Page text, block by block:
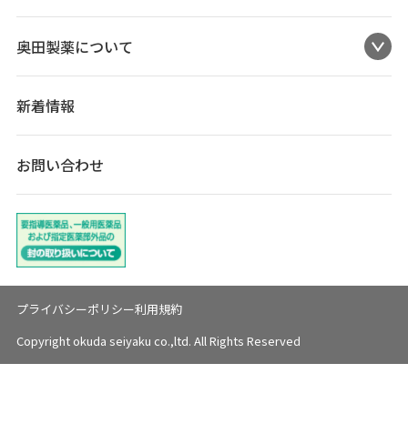
奥田製薬について
新着情報
お問い合わせ
プライバシーポリシー利用規約
Copyright okuda seiyaku co.,ltd. All Rights Reserved